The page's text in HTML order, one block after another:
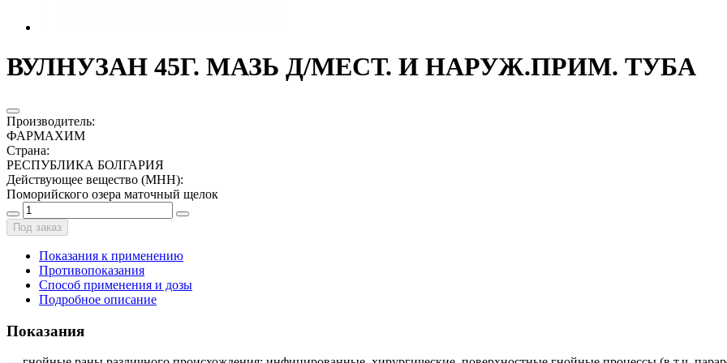
ВУЛНУЗАН 45Г. МАЗЬ Д/МЕСТ. И НАРУЖ.ПРИМ. ТУБА
Производитель:
ФАРМАХИМ
Страна:
РЕСПУБЛИКА БОЛГАРИЯ
Действующее вещество (МНН):
Поморийского озера маточный щелок
Под заказ
Показания к применению
Противопоказания
Способ применения и дозы
Подробное описание
Показания